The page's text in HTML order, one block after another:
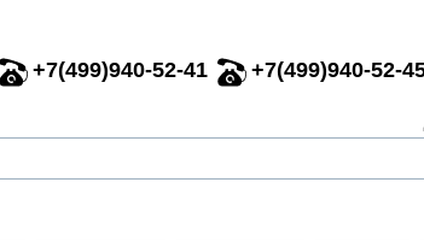
+7(499)940-52-41 +7(499)940-52-